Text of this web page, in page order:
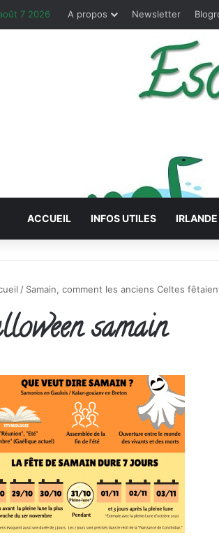
7 2026 A propos Newsletter
ACCUEIL INFOS UTILES IRLANDE
/ Samain, comment les anciens Celtes
samain